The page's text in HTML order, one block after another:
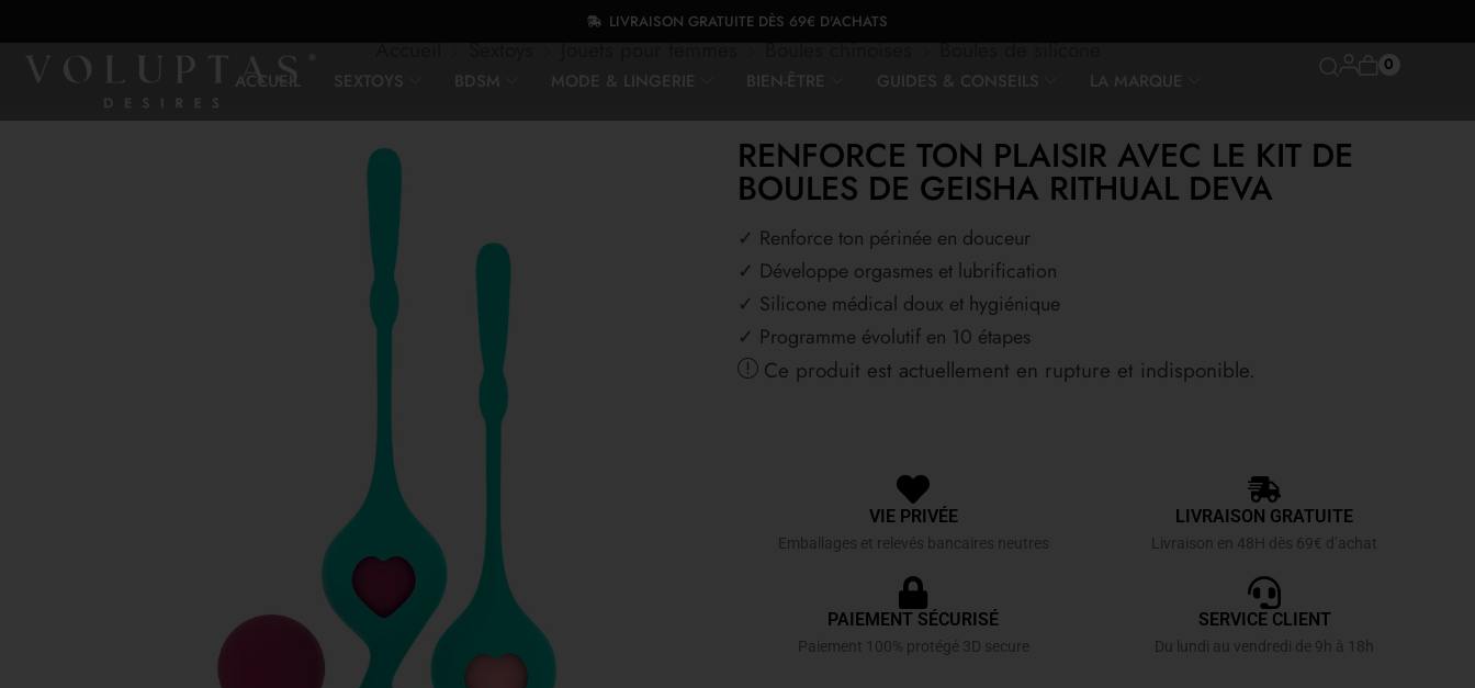
LIVRAISON GRATUITE DÈS 69€ D'ACHATS
ACCUEIL SEXTOYS BDSM MODE & LINGERIE BIEN-ÊTRE GUIDES & CONSEILS LA MARQUE
0
RENFORCE TON PLAISIR AVEC LE KIT DE
BOULES DE GEISHA RITHUAL DEVA
✓ Renforce ton périnée en douceur
✓ Développe orgasmes et lubrification
✓ Silicone médical doux et hygiénique
✓ Programme évolutif en 10 étapes
Ce produit est actuellement en rupture et indisponible.
VIE PRIVÉE
Emballages et relevés bancaires neutres
LIVRAISON GRATUITE
Livraison en 48H dès 69€ d’achat
PAIEMENT SÉCURISÉ
Paiement 100% protégé 3D secure
SERVICE CLIENT
Du lundi au vendredi de 9h à 18h